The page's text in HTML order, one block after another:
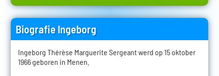
Biografie Ingeborg
Ingeborg Thérèse Marguerite Sergeant werd op 15 oktober
1966 geboren in Menen.